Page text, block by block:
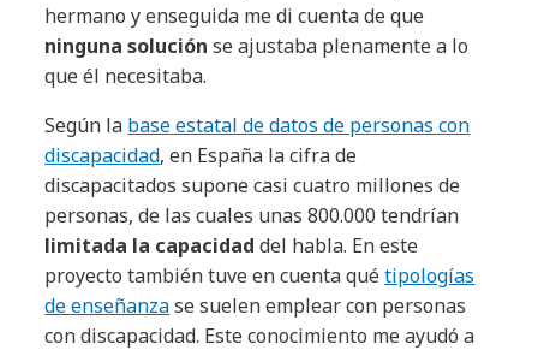
hermano y enseguida me di cuenta de que
ninguna soluciónse ajustaba plenamente a lo
que él necesitaba.
Según la base estatal de datos de personas con
discapacidad, en España la cifra de
discapacitados supone casi cuatro millones de
personas, de las cuales unas 800.000 tendrían
limitada la capacidaddel habla. En este
proyecto también tuve en cuenta quétipologías
de enseñanzase suelen emplear con personas
con discapacidad. Este conocimiento me ayudó a